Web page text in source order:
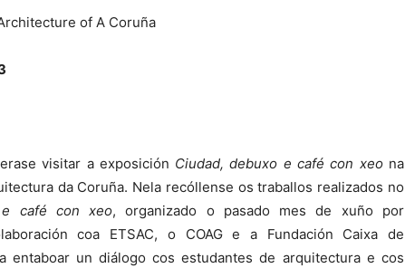
of A Coruña
visitar a exposición Ciudad, debuxo e café con xeona
da Coruña. Nela recóllense os traballos realizados no
e café con xeo, organizado o pasado mes de xuño por
coa ETSAC, o COAG e a Fundación Caixa de
entaboar un diálogo cos estudantes de arquitectura e cos